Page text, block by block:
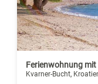
Ferienwohnung
Kvarner-Bucht,